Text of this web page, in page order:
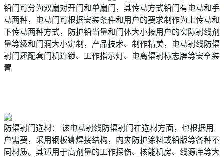
铅门可分为双扇对开门和单扇门，其传动方式铅门有电动和手
动两种，电动门可根据安装条件和用户的要求制作为上传动和
下传动两种方式，防护铅当量和门体大小按用户的实际射线剂
量等级和门洞大小定制，产品技术、制作精美，电动射线防辐
射门还配套门机连锁、工作指示灯、电离辐射标志牌等安全装
置
防辐射门选材： 该电动射线防辐射门在选材方面，也根据用
户需要，采用钢板铆焊接结构，内夹防护涂料或铅版等各种不
同材质。其适用于高剂量的工作探伤、核能机房、线源库等大